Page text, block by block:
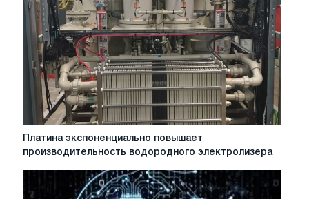
сайт
2020
году
Платина
производительность
водородного
Платина экспоненциально повышает
производительность водородного электролизера